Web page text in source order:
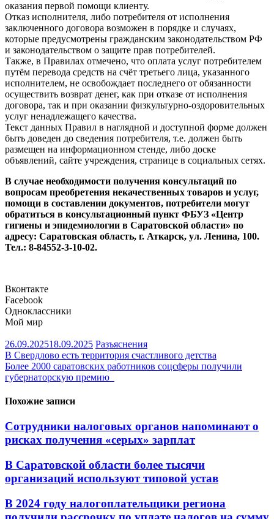
оказания первой помощи клиенту.
Отказ исполнителя, либо потребителя от исполнения
заключенного договора возможен в порядке и случаях,
которые предусмотрены гражданским законодательством РФ
и законодательством о защите прав потребителей.
Также, в Правилах отмечено, что оплата услуг потребителем
путём перевода средств на счёт третьего лица, указанного
исполнителем, не освобождает последнего от обязанности
осуществить возврат денег, как при отказе от исполнения
договора, так и при оказании физкультурно-оздоровительных
услуг ненадлежащего качества.
Текст данных Правил в наглядной и доступной форме должен
быть доведен до сведения потребителя, т.е. должен быть
размещен на информационном стенде, либо доске
объявлений, сайте учреждения, странице в социальных сетях.
В случае необходимости получения консультаций по
вопросам преобретения некачественных товаров и услуг,
помощи в составлении документов, потребители могут
обратиться в консультационный пункт ФБУЗ «Центр
гигиены и эпидемиологии в Саратовской области» по
адресу: Саратовская область, г. Аткарск, ул. Ленина, 100.
Тел.: 8-84552-3-10-02.
Вконтакте
Facebook
Одноклассники
Мой мир
26.09.202518.09.2025 Разъяснения
Навигация
по
В Свердлово есть территория счастливого детства
Более 2000 саратовских работников соцсферы получили
губернаторскую премию
Похожие записи
Сотрудники налоговых органов напоминают о
рисках получения «серых» зарплат
В Саратовской области более тысячи
организаций используют типовой устав
В 2024 году налогоплательщики региона